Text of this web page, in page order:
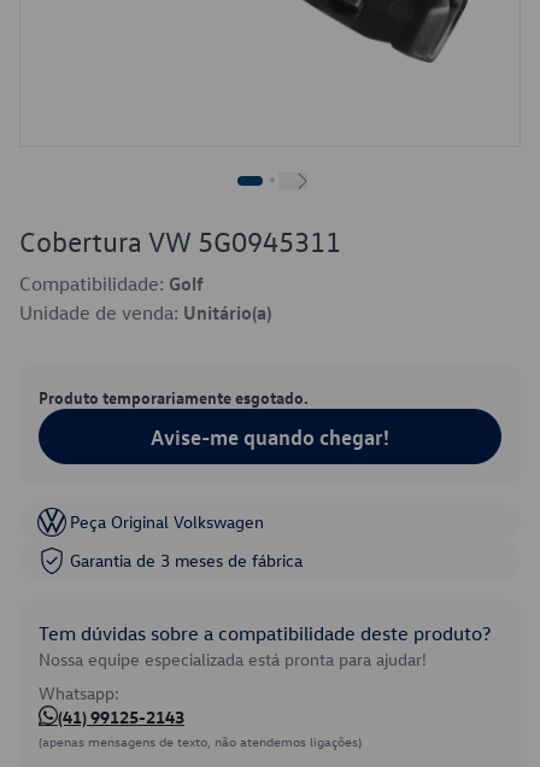
Cobertura VW 5G0945311
Compatibilidade: Golf
Unidade de venda: Unitário(a)
Produto temporariamente esgotado.
Avise-me quando chegar!
Peça Original Volkswagen
Garantia de 3 meses de fábrica
Tem dúvidas sobre a compatibilidade deste produto?
Nossa equipe especializada está pronta para ajudar!
Whatsapp:
(41) 99125-2143
(apenas mensagens de texto, não atendemos ligações)